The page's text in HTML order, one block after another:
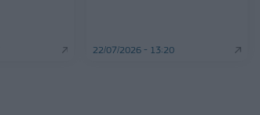
22/07/2026 - 13:20